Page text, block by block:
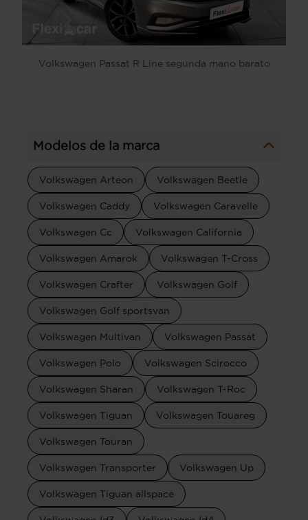
Volkswagen Passat R Line segunda mano barato
Modelos de la marca
Volkswagen Arteon Volkswagen Beetle
Volkswagen Caddy Volkswagen Caravelle
Volkswagen Cc Volkswagen California
Volkswagen Amarok Volkswagen T-Cross
Volkswagen Crafter Volkswagen Golf
Volkswagen Golf sportsvan
Volkswagen Multivan Volkswagen Passat
Volkswagen Polo Volkswagen Scirocco
Volkswagen Sharan Volkswagen T-Roc
Volkswagen Tiguan Volkswagen Touareg
Volkswagen Touran
Volkswagen Transporter Volkswagen Up
Volkswagen Tiguan allspace